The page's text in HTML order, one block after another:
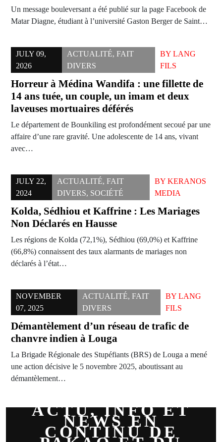
Un message bouleversant a été publié sur la page Facebook de
Matar Diagne, étudiant à l’université Gaston Berger de Saint…
JULY 09,
2026
ACTUALITÉ, FAIT
DIVERS
BYLANG
FILS
Horreur à Médina Wandifa : une fillette de
14 ans tuée, un couple, un imam et deux
laveuses mortuaires déférés
Le département de Bounkiling est profondément secoué par une
affaire d’une rare gravité. Une adolescente de 14 ans, vivant
avec…
JULY 22,
2024
ACTUALITÉ, FAIT
DIVERS, SOCIÉTÉ
BY KERANOS
MEDIA
Kolda, Sédhiou et Kaffrine : Les Mariages
Non Déclarés en Hausse
Les régions de Kolda (72,1%), Sédhiou (69,0%) et Kaffrine
(66,8%) connaissent des taux alarmants de mariages non
déclarés à l’état…
NOVEMBER
07, 2025
ACTUALITÉ, FAIT
DIVERS
BYLANG
FILS
Démantèlement d’un réseau de trafic de
chanvre indien à Louga
La Brigade Régionale des Stupéfiants (BRS) de Louga a mené
une action décisive le 5 novembre 2025, aboutissant au
démantèlement…
ACTU, INFO ET
NEWS EN
CONTINU DE